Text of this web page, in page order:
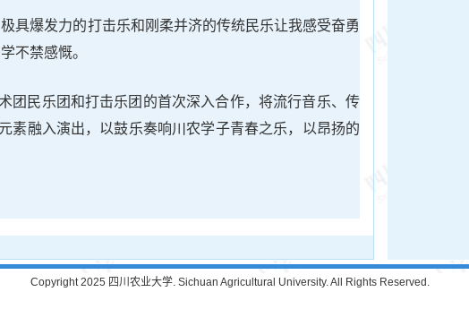
具爆发力的打击乐和刚柔并济的传统民乐让我感受奋勇
不禁感慨。
团民乐团和打击乐团的首次深入合作，将流行音乐、传
素融入演出，以鼓乐奏响川农学子青春之乐，以昂扬的
Copyright 2025 四川农业大学. Sichuan Agricultural University. All Rights Reserved.